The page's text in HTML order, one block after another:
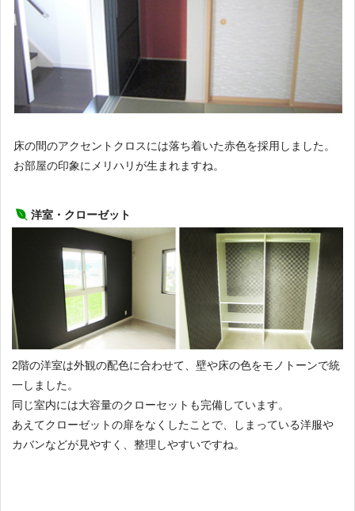
床の間のアクセントクロスには落ち着いた赤色を採用しました。
お部屋の印象にメリハリが生まれますね。
洋室・クローゼット
2階の洋室は外観の配色に合わせて、壁や床の色をモノトーンで統
一しました。
同じ室内には大容量のクローセットも完備しています。
あえてクローゼットの扉をなくしたことで、しまっている洋服や
カバンなどが見やすく、整理しやすいですね。